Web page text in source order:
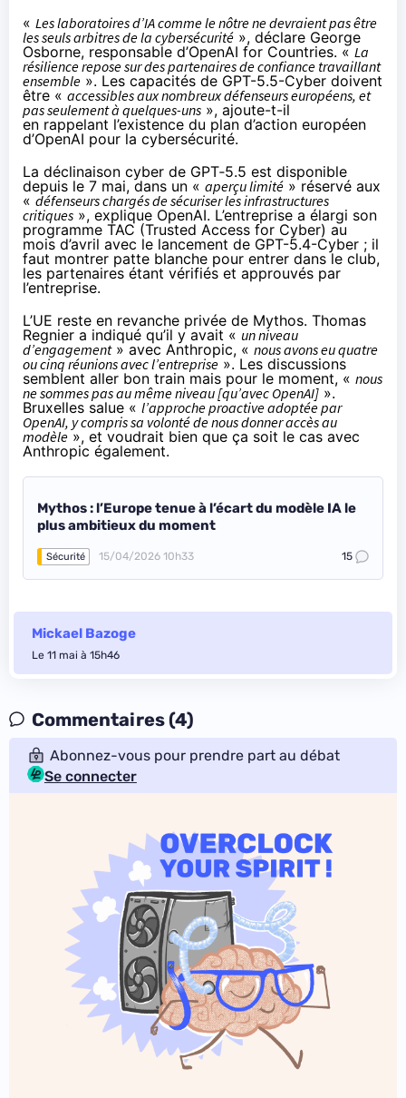
« Les laboratoires d’IA comme le nôtre ne devraient pas être
les seuls arbitres de la cybersécurité », déclare George
Osborne, responsable d’OpenAI for Countries. « La
résilience repose sur des partenaires de confiance travaillant
ensemble ». Les capacités de GPT-5.5-Cyber doivent
être « accessibles aux nombreux défenseurs européens, et
pas seulement à quelques-uns », ajoute-t-il
en rappelant l’existence du plan d’action européen
d’OpenAI pour la cybersécurité.
La déclinaison cyber de GPT‑5.5 est disponible
depuis le 7 mai, dans un « aperçu limité » réservé aux
« défenseurs chargés de sécuriser les infrastructures
critiques », explique OpenAI. L’entreprise a élargi son
programme TAC (Trusted Access for Cyber) au
mois d’avril avec le lancement de GPT-5.4-Cyber ; il
faut montrer patte blanche pour entrer dans le club,
les partenaires étant vérifiés et approuvés par
l’entreprise.
L’UE reste en revanche privée de Mythos. Thomas
Regnier a indiqué qu’il y avait « un niveau
d’engagement» avec Anthropic, « nous avons eu quatre
ou cinq réunions avec l’entreprise ». Les discussions
semblent aller bon train mais pour le moment, « nous
ne sommes pas au même niveau [qu’avec OpenAI] ».
Bruxelles salue « l’approche proactive adoptée par
OpenAI, y compris sa volonté de nous donner accès au
modèle», et voudrait bien que ça soit le cas avec
Anthropic également.
Mythos : l’Europe tenue à l’écart du modèle IA le
plus ambitieux du moment
Sécurité 15/04/2026 10h33 15
Mickael Bazoge
Le 11 mai à 15h46
Commentaires (4)
Abonnez-vous pour prendre part au débat
Se connecter